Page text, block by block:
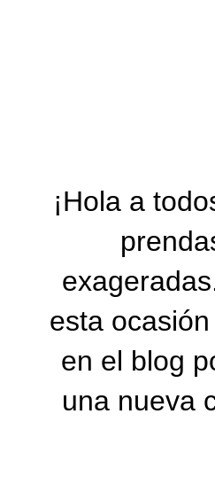
¡Hola a
esta
en el blog
una nueva